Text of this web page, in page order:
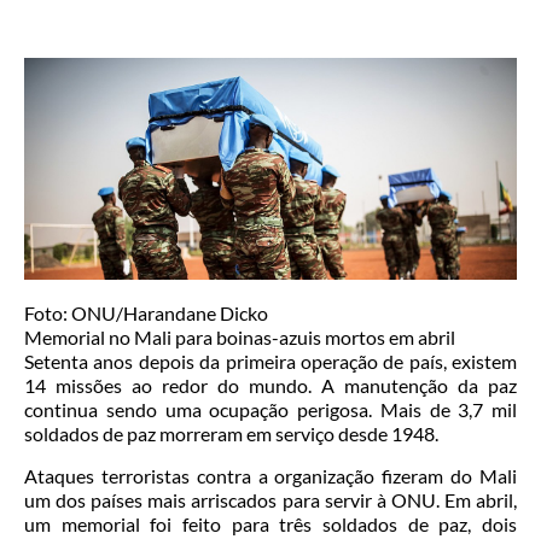
Foto: ONU/Harandane Dicko
Memorial no Mali para boinas-azuis mortos em abril
Setenta anos depois da primeira operação de país, existem
14 missões ao redor do mundo. A manutenção da paz
continua sendo uma ocupação perigosa. Mais de 3,7 mil
soldados de paz morreram em serviço desde 1948.
Ataques terroristas contra a organização fizeram do Mali
um dos países mais arriscados para servir à ONU. Em abril,
um memorial foi feito para três soldados de paz, dois